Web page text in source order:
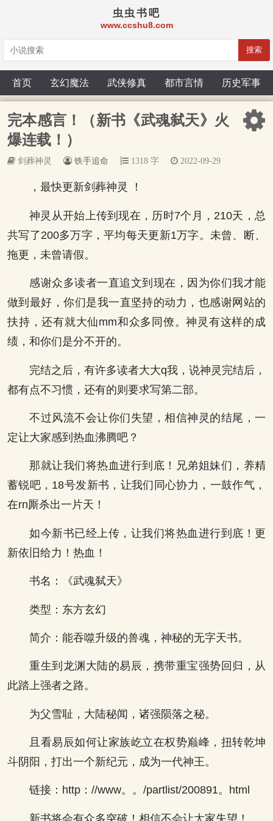
虫虫书吧
www.ccshu8.com
搜索
首页 玄幻魔法 武侠修真 都市言情 历史军事
完本感言！（新书《武魂弑天》火
爆连载！）
剑葬神灵 铁手追命 1318 字 2022-09-29
，最快更新剑葬神灵 ！
神灵从开始上传到现在，历时7个月，210天，总
共写了200多万字，平均每天更新1万字。未曾、断、
拖更，未曾请假。
感谢众多读者一直追文到现在，因为你们我才能
做到最好，你们是我一直坚持的动力，也感谢网站的
扶持，还有就大仙mm和众多同僚。神灵有这样的成
绩，和你们是分不开的。
完结之后，有许多读者大大q我，说神灵完结后，
都有点不习惯，还有的则要求写第二部。
不过风流不会让你们失望，相信神灵的结尾，一
定让大家感到热血沸腾吧？
那就让我们将热血进行到底！兄弟姐妹们，养精
蓄锐吧，18号发新书，让我们同心协力，一鼓作气，
在rn厮杀出一片天！
如今新书已经上传，让我们将热血进行到底！更
新依旧给力！热血！
书名：《武魂弑天》
类型：东方玄幻
简介：能吞噬升级的兽魂，神秘的无字天书。
重生到龙渊大陆的易辰，携带重宝强势回归，从
此踏上强者之路。
为父雪耻，大陆秘闻，诸强陨落之秘。
且看易辰如何让家族屹立在权势巅峰，扭转乾坤
斗阴阳，打出一个新纪元，成为一代神王。
链接：http：//www。。/partlist/200891。html
新书将会有众多突破！相信不会让大家失望！